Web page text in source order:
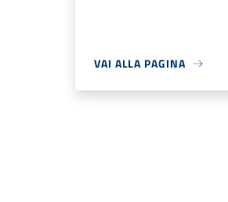
VAI ALLA PAGINA